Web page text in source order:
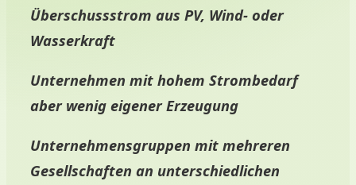
Überschussstrom aus PV, Wind- oder
Wasserkraft
Unternehmen mit hohem Strombedarf
aber wenig eigener Erzeugung
Unternehmensgruppen mit mehreren
Gesellschaften an unterschiedlichen